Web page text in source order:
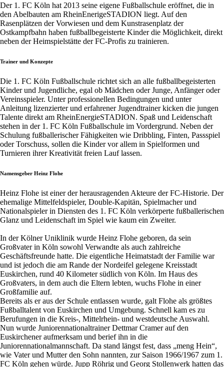
Der 1. FC Köln hat 2013 seine eigene Fußballschule eröffnet, die in
den Abelbauten am RheinEnerigeSTADION liegt. Auf den
Rasenplätzen der Vorwiesen und dem Kunstrasenplatz der
Ostkampfbahn haben fußballbegeisterte Kinder die Möglichkeit, direkt
neben der Heimspielstätte der FC-Profis zu trainieren.
Trainer und Konzepte
Die 1. FC Köln Fußballschule richtet sich an alle fußballbegeisterten
Kinder und Jugendliche, egal ob Mädchen oder Junge, Anfänger oder
Vereinsspieler. Unter professionellen Bedingungen und unter
Anleitung lizenzierter und erfahrener Jugendtrainer kicken die jungen
Talente direkt am RheinEnergieSTADION. Spaß und Leidenschaft
stehen in der 1. FC Köln Fußballschule im Vordergrund. Neben der
Schulung fußballerischer Fähigkeiten wie Dribbling, Finten, Passspiel
oder Torschuss, sollen die Kinder vor allem in Spielformen und
Turnieren ihrer Kreativität freien Lauf lassen.
Namensgeber Heinz Flohe
Heinz Flohe ist einer der herausragenden Akteure der FC-Historie. Der
ehemalige Mittelfeldspieler, Double-Kapitän, Spielmacher und
Nationalspieler in Diensten des 1. FC Köln verkörperte fußballerischen
Glanz und Leidenschaft im Spiel wie kaum ein Zweiter.
In der Kölner Uniklinik wurde Heinz Flohe geboren, da sein
Großvater in Köln sowohl Verwandte als auch zahlreiche
Geschäftsfreunde hatte. Die eigentliche Heimatstadt der Familie war
und ist jedoch die am Rande der Nordeifel gelegene Kreisstadt
Euskirchen, rund 40 Kilometer südlich von Köln. Im Haus des
Großvaters, in dem auch die Eltern lebten, wuchs Flohe in einer
Großfamilie auf.
Bereits als er aus der Schule entlassen wurde, galt Flohe als größtes
Fußballtalent von Euskirchen und Umgebung. Schnell kam es zu
Berufungen in die Kreis-, Mittelrhein- und westdeutsche Auswahl.
Nun wurde Juniorennationaltrainer Dettmar Cramer auf den
Euskirchener aufmerksam und berief ihn in die
Juniorennationalmannschaft. Da stand längst fest, dass „meng Hein“,
wie Vater und Mutter den Sohn nannten, zur Saison 1966/1967 zum 1.
FC Köln gehen würde. Jupp Röhrig und Georg Stollenwerk hatten das